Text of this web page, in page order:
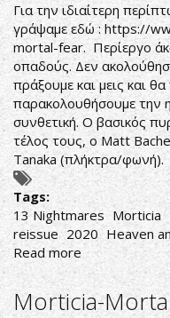
Για την ιδιαίτερη
γράψαμε εδώ : https://
mortal-fear. Περίεργο
οπαδούς. Δεν
πράξουμε και μεις και
παρακολουθήσουμε την
συνθετική. Ο βασικός
τέλος τους, ο Matt
Tanaka (πλήκτρα/φωνή).
Tags:
13 Nightmares Morticia
reissue 2020 Heaven
Read more about
Morticia-
13
Nightmares
Morticia-